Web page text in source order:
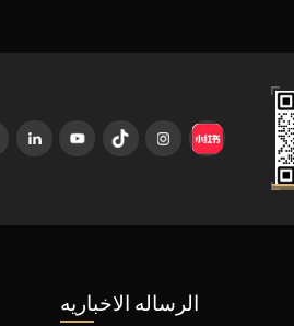
الرساله الاخباريه